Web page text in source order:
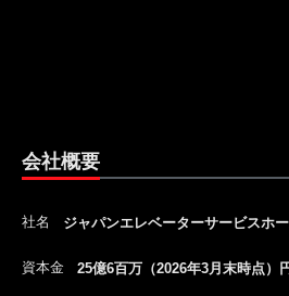
会社概要
社名 ジャパンエレベーターサービスホ
資本金 25億6百万（2026年3月末時点）